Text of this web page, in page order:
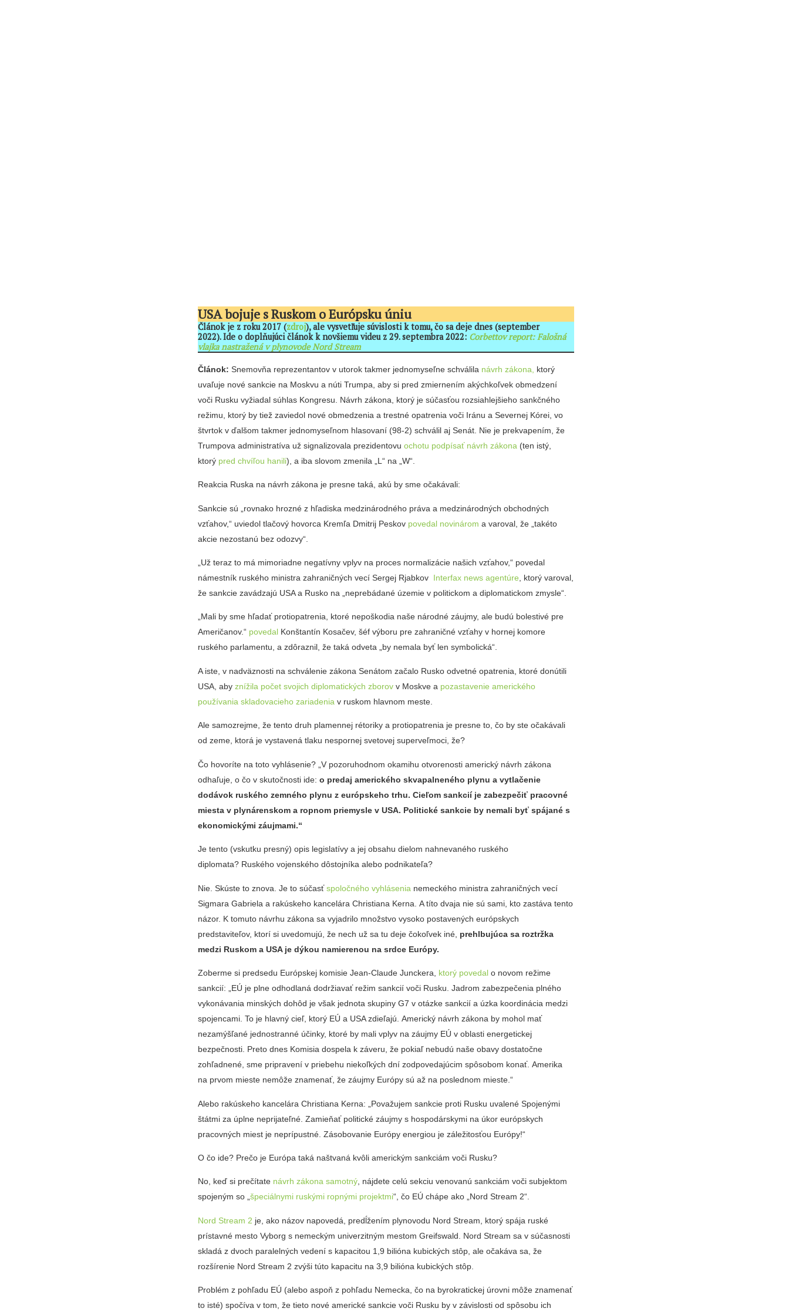
USA bojuje s Ruskom o Európsku úniu
Článok je z roku 2017 (zdroj), ale vysvetľuje súvislosti k tomu, čo sa deje dnes (september
2022). Ide o doplňujúci článok k novšiemu videu z 29. septembra 2022: Corbettov report: Falošná
vlajka nastražená v plynovode Nord Stream
Článok: Snemovňa reprezentantov v utorok takmer jednomyseľne schválila návrh zákona,
ktorý
uvaľuje nové sankcie na Moskvu a núti Trumpa, aby si pred zmiernením akýchkoľvek obmedzení
voči Rusku vyžiadal súhlas Kongresu. Návrh zákona, ktorý je súčasťou rozsiahlejšieho sankčného
režimu, ktorý by tiež zaviedol nové obmedzenia a trestné opatrenia voči Iránu a Severnej Kórei, vo
štvrtok v ďalšom takmer jednomyseľnom hlasovaní (98-2) schválil aj Senát. Nie je prekvapením, že
Trumpova administratíva už signalizovala prezidentovuochotu podpísať návrh zákona (ten istý,
ktorý pred chvíľou hanili), a iba slovom zmenila „L“ na „W“.
Reakcia Ruska na návrh zákona je presne taká, akú by sme očakávali:
Sankcie sú „rovnako hrozné z hľadiska medzinárodného práva a medzinárodných obchodných
vzťahov,“ uviedol tlačový hovorca Kremľa Dmitrij Peskov povedal novinárom a varoval, že „takéto
akcie nezostanú bez odozvy“.
„Už teraz to má mimoriadne negatívny vplyv na proces normalizácie našich vzťahov,“ povedal
námestník ruského ministra zahraničných vecí Sergej Rjabkov Interfax news agentúre , ktorý varoval,
že sankcie zavádzajú USA a Rusko na „neprebádané územie v politickom a diplomatickom zmysle“.
„Mali by sme hľadať protiopatrenia, ktoré nepoškodia naše národné záujmy, ale budú bolestivé pre
Američanov.“ povedal Konštantín Kosačev, šéf výboru pre zahraničné vzťahy v hornej komore
ruského parlamentu, a zdôraznil, že taká odveta „by nemala byť len symbolická“.
A iste, v nadväznosti na schválenie zákona Senátom začalo Rusko odvetné opatrenia, ktoré donútili
USA, abyznížila počet svojich diplomatických zborov v Moskve a pozastavenie amerického
používania skladovacieho zariadenia v ruskom hlavnom meste.
Ale samozrejme, že tento druh plamennej rétoriky a protiopatrenia je presne to, čo by ste očakávali
od zeme, ktorá je vystavená tlaku nespornej svetovej superveľmoci, že?
Čo hovoríte na toto vyhlásenie? „V pozoruhodnom okamihu otvorenosti americký návrh zákona
odhaľuje, o čo v skutočnosti ide: o predaj amerického skvapalneného plynu a vytlačenie
dodávok ruského zemného plynu z európskeho trhu. Cieľom sankcií je zabezpečiť pracovné
miesta v plynárenskom a ropnom priemysle v USA. Politické sankcie by nemali byť spájané s
ekonomickými záujmami.“
Je tento (vskutku presný) opis legislatívy a jej obsahu dielom nahnevaného ruského
diplomata? Ruského vojenského dôstojníka alebo podnikateľa?
Nie. Skúste to znova. Je to súčasťspoločného vyhlásenia nemeckého ministra zahraničných vecí
Sigmara Gabriela a rakúskeho kancelára Christiana Kerna. A títo dvaja nie sú sami, kto zastáva tento
názor. K tomuto návrhu zákona sa vyjadrilo množstvo vysoko postavených európskych
predstaviteľov, ktorí si uvedomujú, že nech už sa tu deje čokoľvek iné, prehlbujúca sa roztržka
medzi Ruskom a USA je dýkou namierenou na srdce Európy.
Zoberme si predsedu Európskej komisie Jean-Claude Junckera, ktorý povedal o novom režime
sankcií: „EÚ je plne odhodlaná dodržiavať režim sankcií voči Rusku. Jadrom zabezpečenia plného
vykonávania minských dohôd je však jednota skupiny G7 v otázke sankcií a úzka koordinácia medzi
spojencami. To je hlavný cieľ, ktorý EÚ a USA zdieľajú. Americký návrh zákona by mohol mať
nezamýšľané jednostranné účinky, ktoré by mali vplyv na záujmy EÚ v oblasti energetickej
bezpečnosti. Preto dnes Komisia dospela k záveru, že pokiaľ nebudú naše obavy dostatočne
zohľadnené, sme pripravení v priebehu niekoľkých dní zodpovedajúcim spôsobom konať. Amerika
na prvom mieste nemôže znamenať, že záujmy Európy sú až na poslednom mieste.“
Alebo rakúskeho kancelára Christiana Kerna: „Považujem sankcie proti Rusku uvalené Spojenými
štátmi za úplne neprijateľné. Zamieňať politické záujmy s hospodárskymi na úkor európskych
pracovných miest je neprípustné. Zásobovanie Európy energiou je záležitosťou Európy!“
O čo ide? Prečo je Európa taká naštvaná kvôli americkým sankciám voči Rusku?
No, keď si prečítate návrh zákona samotný, nájdete celú sekciu venovanú sankciám voči subjektom
spojeným so „špeciálnymi ruskými ropnými projektmi“, čo EÚ chápe ako „Nord Stream 2“.
Nord Stream 2 je, ako názov napovedá, predĺžením plynovodu Nord Stream, ktorý spája ruské
prístavné mesto Vyborg s nemeckým univerzitným mestom Greifswald. Nord Stream sa v súčasnosti
skladá z dvoch paralelných vedení s kapacitou 1,9 bilióna kubických stôp, ale očakáva sa, že
rozšírenie Nord Stream 2 zvýši túto kapacitu na 3,9 bilióna kubických stôp.
Problém z pohľadu EÚ (alebo aspoň z pohľadu Nemecka, čo na byrokratickej úrovni môže znamenať
to isté) spočíva v tom, že tieto nové americké sankcie voči Rusku by v závislosti od spôsobu ich